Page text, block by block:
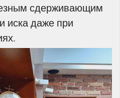
сдерживающим
иска даже при